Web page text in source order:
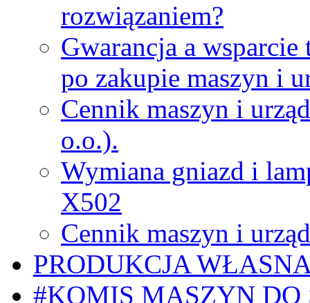
rozwiązaniem?
Gwarancja a
po zakupie maszyn i
Cennik maszyn i
o.o.).
Wymiana gniazd i
X502
Cennik maszyn i
PRODUKCJA
#KOMIS MASZYN DO